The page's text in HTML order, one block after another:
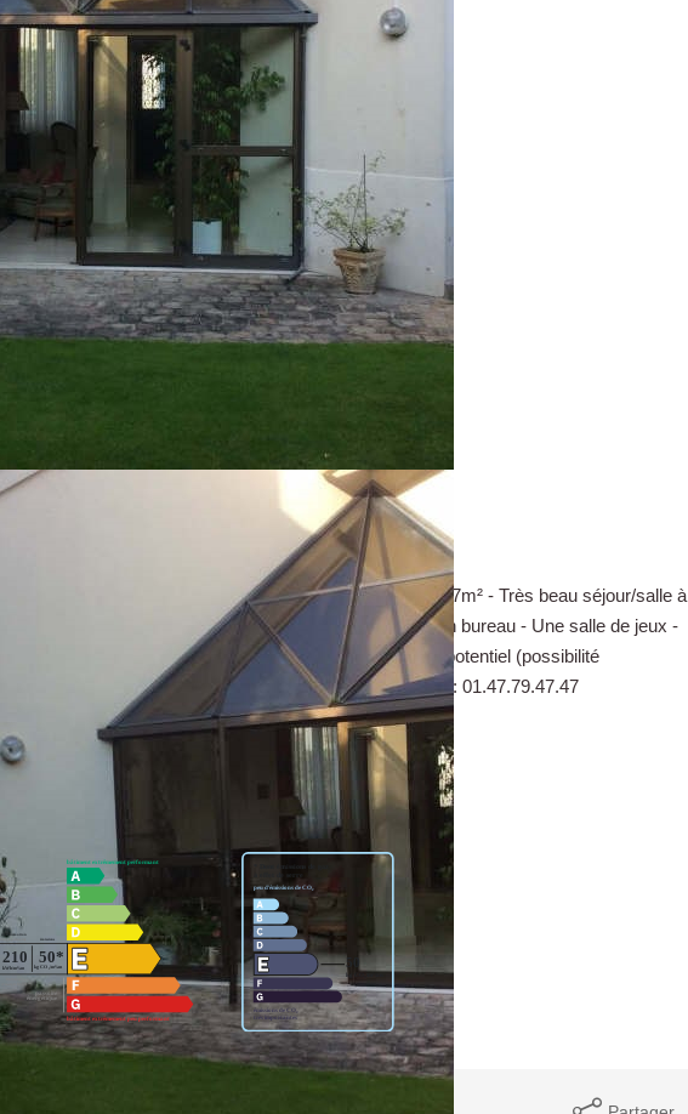
"" - Maison début de siècle de 198m² avec jardin de 77m² - Très beau séjour/salle à
équipée donnant sur terrasse - Trois chambres - Un bureau - Une salle de jeux -
- Très bon état - Beaucoup de charme - Garage - Fort potentiel (possibilité
Boulogne - 225 bld jean-jaurès - 92100 Boulogne - Tel : 01.47.79.47.47
hors honoraires|Honoraires : 2.87% TTC à la charge de l'acquéreur